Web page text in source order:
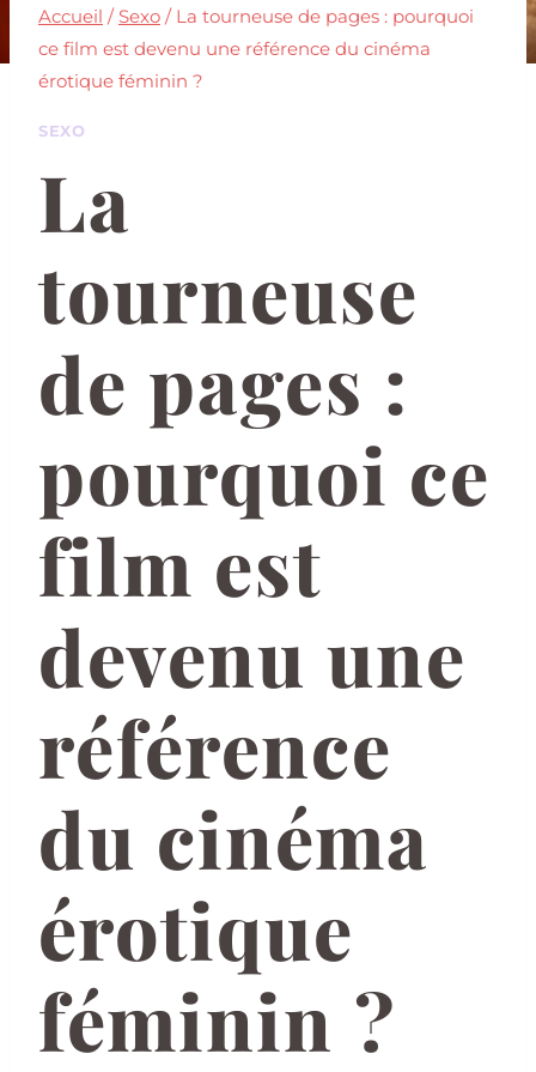
Accueil / Sexo / La tourneuse de pages : pourquoi
ce film est devenu une référence du cinéma
érotique féminin ?
SEXO
La
tourneuse
de pages :
pourquoi ce
film est
devenu une
référence
du cinéma
érotique
féminin ?